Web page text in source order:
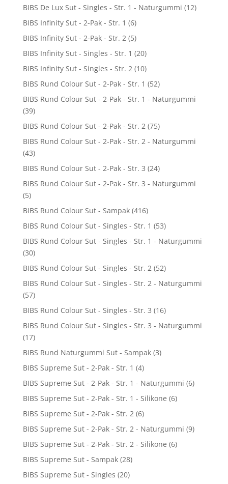
BIBS De Lux Sut - Singles - Str. 1 - Naturgummi (12)
BIBS Infinity Sut - 2-Pak - Str. 1 (6)
BIBS Infinity Sut - 2-Pak - Str. 2 (5)
BIBS Infinity Sut - Singles - Str. 1 (20)
BIBS Infinity Sut - Singles - Str. 2 (10)
BIBS Rund Colour Sut - 2-Pak - Str. 1 (52)
BIBS Rund Colour Sut - 2-Pak - Str. 1 - Naturgummi
(39)
BIBS Rund Colour Sut - 2-Pak - Str. 2 (75)
BIBS Rund Colour Sut - 2-Pak - Str. 2 - Naturgummi
(43)
BIBS Rund Colour Sut - 2-Pak - Str. 3 (24)
BIBS Rund Colour Sut - 2-Pak - Str. 3 - Naturgummi
(5)
BIBS Rund Colour Sut - Sampak (416)
BIBS Rund Colour Sut - Singles - Str. 1 (53)
BIBS Rund Colour Sut - Singles - Str. 1 - Naturgummi
(30)
BIBS Rund Colour Sut - Singles - Str. 2 (52)
BIBS Rund Colour Sut - Singles - Str. 2 - Naturgummi
(57)
BIBS Rund Colour Sut - Singles - Str. 3 (16)
BIBS Rund Colour Sut - Singles - Str. 3 - Naturgummi
(17)
BIBS Rund Naturgummi Sut - Sampak (3)
BIBS Supreme Sut - 2-Pak - Str. 1 (4)
BIBS Supreme Sut - 2-Pak - Str. 1 - Naturgummi (6)
BIBS Supreme Sut - 2-Pak - Str. 1 - Silikone (6)
BIBS Supreme Sut - 2-Pak - Str. 2 (6)
BIBS Supreme Sut - 2-Pak - Str. 2 - Naturgummi (9)
BIBS Supreme Sut - 2-Pak - Str. 2 - Silikone (6)
BIBS Supreme Sut - Sampak (28)
BIBS Supreme Sut - Singles (20)